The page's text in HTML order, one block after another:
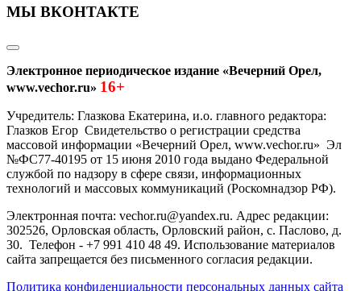
МЫ ВКОНТАКТЕ
Электронное периодическое издание «Вечерний Орел,
www.vechor.ru» 16+
Учредитель: Глазкова Екатерина, и.о. главного редактора:
Глазков Егор Свидетельство о регистрации средства
массовой информации «Вечерний Орел, www.vechor.ru» Эл
№ФС77-40195 от 15 июня 2010 года выдано Федеральной
службой по надзору в сфере связи, информационных
технологий и массовых коммуникаций (Роскомнадзор РФ).
Электронная почта: vechor.ru@yandex.ru. Адрес редакции:
302526, Орловская область, Орловский район, с. Паслово, д.
30. Телефон - +7 991 410 48 49. Использование материалов
сайта запрещается без письменного согласия редакции.
Политика конфиденциальности персональных данных сайта